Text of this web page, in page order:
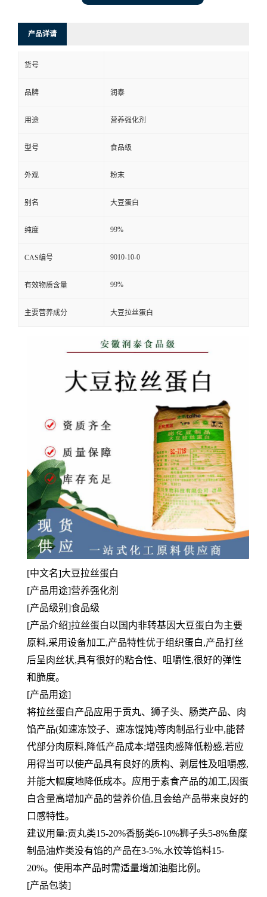
产品详请
货号
品牌 润泰
用途 营养强化剂
型号 食品级
外观 粉末
别名 大豆蛋白
纯度 99%
CAS编号 9010-10-0
有效物质含量 99%
主要营养成分 大豆拉丝蛋白
[中文名]大豆拉丝蛋白
[产品用途]营养强化剂
[产品级别]食品级
[产品介绍]拉丝蛋白以国内非转基因大豆蛋白为主要
原料,采用设备加工,产品特性优于组织蛋白,产品打丝
后呈肉丝状,具有很好的粘合性、咀嚼性,很好的弹性
和脆度。
[产品用途]
将拉丝蛋白产品应用于贡丸、狮子头、肠类产品、肉
馅产品(如速冻饺子、速冻馄饨)等肉制品行业中,能替
代部分肉原料,降低产品成本;增强肉感降低粉感,若应
用得当可以使产品具有良好的质构、剥层性及咀嚼感,
并能大幅度地降低成本。应用于素食产品的加工,因蛋
白含量高增加产品的营养价值,且会给产品带来良好的
口感特性。
建议用量:贡丸类15-20%香肠类6-10%狮子头5-8%鱼糜
制品油炸类没有馅的产品在3-5%,水饺等馅料15-
20%。使用本产品时需适量增加油脂比例。
[产品包装]